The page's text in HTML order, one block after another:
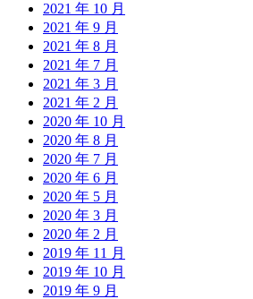
2021 年 10 月
2021 年 9 月
2021 年 8 月
2021 年 7 月
2021 年 3 月
2021 年 2 月
2020 年 10 月
2020 年 8 月
2020 年 7 月
2020 年 6 月
2020 年 5 月
2020 年 3 月
2020 年 2 月
2019 年 11 月
2019 年 10 月
2019 年 9 月